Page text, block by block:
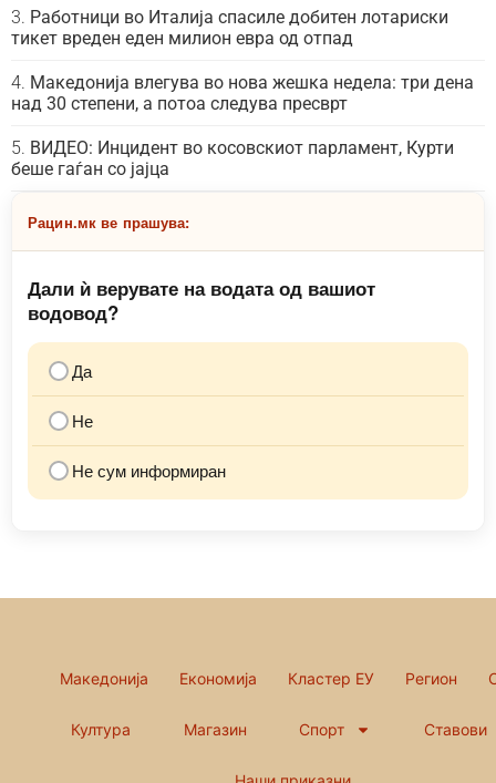
Работници во Италија спасиле добитен лотариски
тикет вреден еден милион евра од отпад
Македонија влегува во нова жешка недела: три дена
над 30 степени, а потоа следува пресврт
ВИДЕО: Инцидент во косовскиот парламент, Курти
беше гаѓан со јајца
Рацин.мк ве прашува:
Дали ѝ верувате на водата од вашиот
водовод?
Да
Не
Не сум информиран
Македонија Економија Кластер ЕУ Регион
Култура Магазин Спорт Ставови